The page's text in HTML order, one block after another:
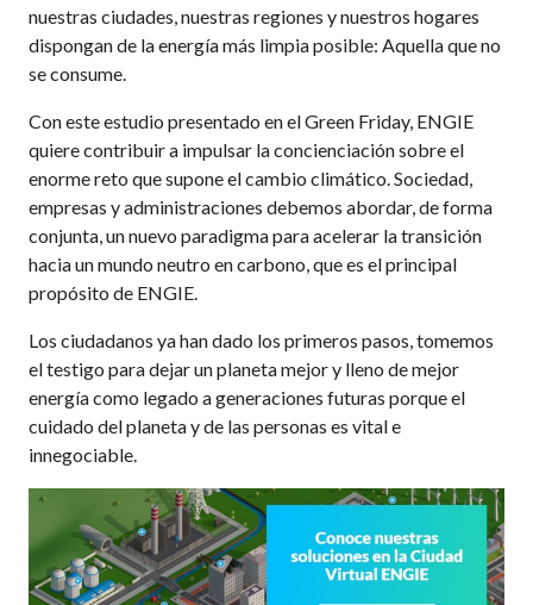
nuestras ciudades, nuestras regiones y nuestros hogares
dispongan de la energía más limpia posible: Aquella que no
se consume.
Con este estudio presentado en el Green Friday, ENGIE
quiere contribuir a impulsar la concienciación sobre el
enorme reto que supone el cambio climático. Sociedad,
empresas y administraciones debemos abordar, de forma
conjunta, un nuevo paradigma para acelerar la transición
hacia un mundo neutro en carbono, que es el principal
propósito de ENGIE.
Los ciudadanos ya han dado los primeros pasos, tomemos
el testigo para dejar un planeta mejor y lleno de mejor
energía como legado a generaciones futuras porque el
cuidado del planeta y de las personas es vital e
innegociable.